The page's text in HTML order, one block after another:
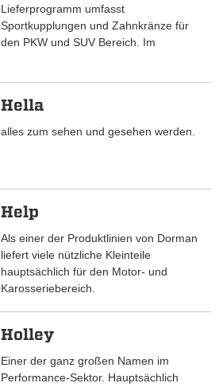
Lieferprogramm umfasst
Sportkupplungen und Zahnkränze für
den PKW und SUV Bereich. Im
Hella
alles zum sehen und gesehen werden.
Help
Als einer der Produktlinien von Dorman
liefert viele nützliche Kleinteile
hauptsächlich für den Motor- und
Karosseriebereich.
Holley
Einer der ganz großen Namen im
Performance-Sektor. Hauptsächlich